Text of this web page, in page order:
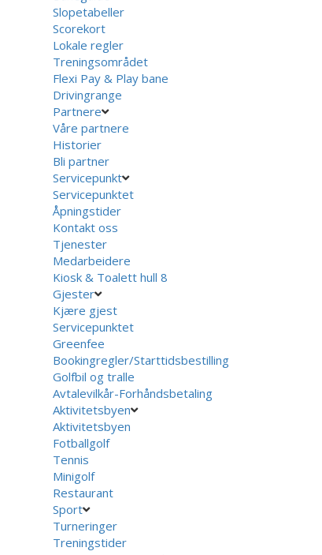
Slopetabeller
Scorekort
Lokale regler
Treningsområdet
Flexi Pay & Play bane
Drivingrange
Partnere
Våre partnere
Historier
Bli partner
Servicepunkt
Servicepunktet
Åpningstider
Kontakt oss
Tjenester
Medarbeidere
Kiosk & Toalett hull 8
Gjester
Kjære gjest
Servicepunktet
Greenfee
Bookingregler/Starttidsbestilling
Golfbil og tralle
Avtalevilkår-Forhåndsbetaling
Aktivitetsbyen
Aktivitetsbyen
Fotballgolf
Tennis
Minigolf
Restaurant
Sport
Turneringer
Treningstider